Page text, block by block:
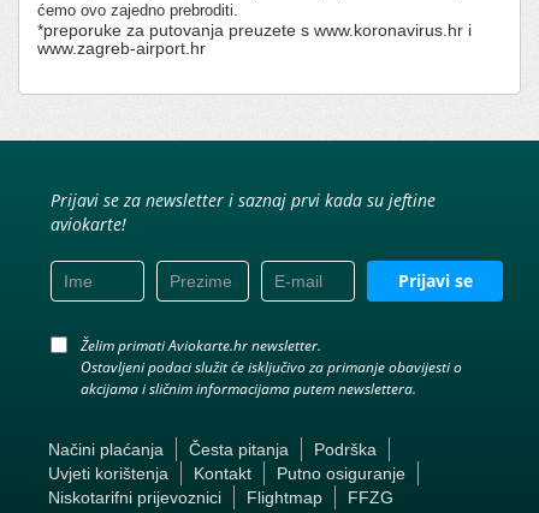
ćemo ovo zajedno prebroditi.
*preporuke za putovanja preuzete s www.koronavirus.hr i
www.zagreb-airport.hr
Prijavi se za newsletter i saznaj prvi kada su jeftine
aviokarte!
Prijavi se
Želim primati Aviokarte.hr newsletter.
Ostavljeni podaci služit će isključivo za primanje obavijesti o
akcijama i sličnim informacijama putem newslettera.
Načini plaćanja Česta pitanja
Podrška
Uvjeti korištenja
Kontakt
Putno osiguranje
Niskotarifni prijevoznici
Flightmap FFZG